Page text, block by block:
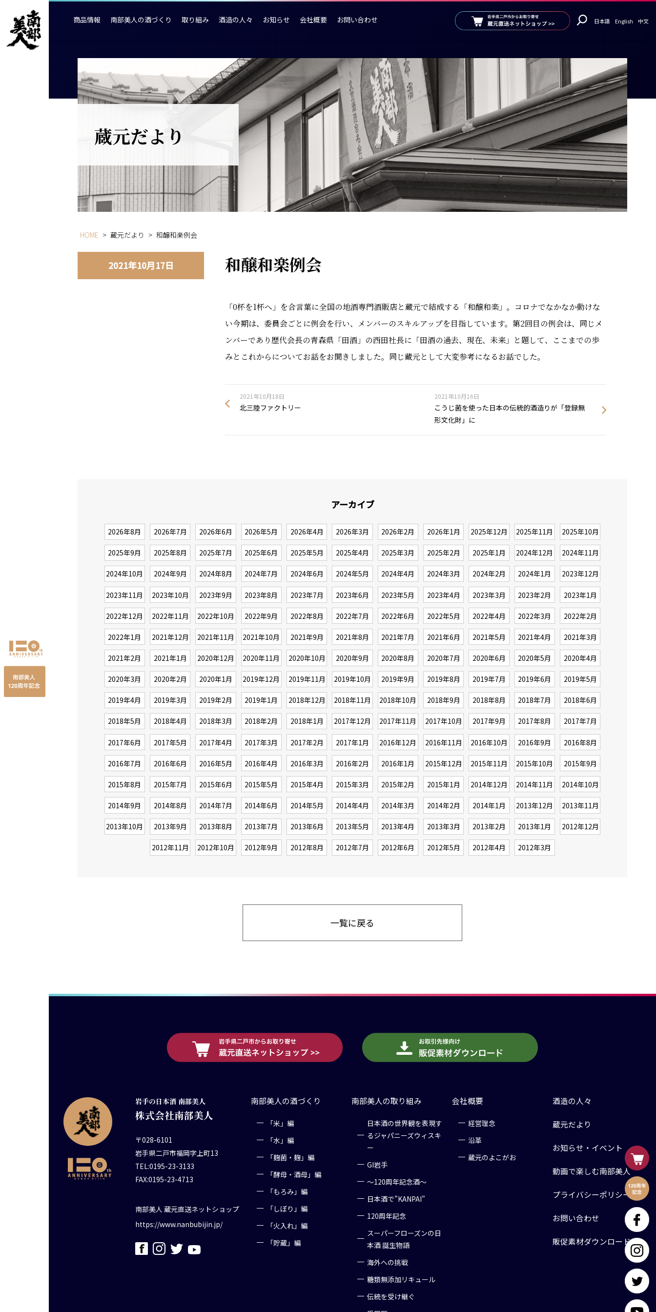
商品情報 南部美人の酒づくり 取り組み 酒造の人々 お知らせ 会社概要 お問い合わせ 日本語 English 中文
蔵元だより
HOME > 蔵元だより > 和醸和楽例会
2021年10月17日 和醸和楽例会
「0杯を1杯へ」を合言葉に全国の地酒専門酒販店と蔵元で結成する「和醸和楽」。コロナでなかなか動けな
い今期は、委員会ごとに例会を行い、メンバーのスキルアップを目指しています。第2回目の例会は、同じメ
ンバーであり歴代会長の青森県「田酒」の西田社長に「田酒の過去、現在、未来」と題して、ここまでの歩
みとこれからについてお話をお聞きしました。同じ蔵元として大変参考になるお話でした。
2021年10月18日
北三陸ファクトリー
2021年10月16日
こうじ菌を使った日本の伝統的酒造りが「登録無
形文化財」に
アーカイブ
2026年8月 2026年7月 2026年6月 2026年5月 2026年4月 2026年3月 2026年2月 2026年1月 2025年12月 2025年11月 2025年10月
2025年9月 2025年8月 2025年7月 2025年6月 2025年5月 2025年4月 2025年3月 2025年2月 2025年1月 2024年12月 2024年11月
2024年10月 2024年9月 2024年8月 2024年7月 2024年6月 2024年5月 2024年4月 2024年3月 2024年2月 2024年1月 2023年12月
2023年11月 2023年10月 2023年9月 2023年8月 2023年7月 2023年6月 2023年5月 2023年4月 2023年3月 2023年2月 2023年1月
2022年12月 2022年11月 2022年10月 2022年9月 2022年8月 2022年7月 2022年6月 2022年5月 2022年4月 2022年3月 2022年2月
2022年1月 2021年12月 2021年11月 2021年10月 2021年9月 2021年8月 2021年7月 2021年6月 2021年5月 2021年4月 2021年3月
2021年2月 2021年1月 2020年12月 2020年11月 2020年10月 2020年9月 2020年8月 2020年7月 2020年6月 2020年5月 2020年4月
2020年3月 2020年2月 2020年1月 2019年12月 2019年11月 2019年10月 2019年9月 2019年8月 2019年7月 2019年6月 2019年5月
2019年4月 2019年3月 2019年2月 2019年1月 2018年12月 2018年11月 2018年10月 2018年9月 2018年8月 2018年7月 2018年6月
2018年5月 2018年4月 2018年3月 2018年2月 2018年1月 2017年12月 2017年11月 2017年10月 2017年9月 2017年8月 2017年7月
2017年6月 2017年5月 2017年4月 2017年3月 2017年2月 2017年1月 2016年12月 2016年11月 2016年10月 2016年9月 2016年8月
2016年7月 2016年6月 2016年5月 2016年4月 2016年3月 2016年2月 2016年1月 2015年12月 2015年11月 2015年10月 2015年9月
2015年8月 2015年7月 2015年6月 2015年5月 2015年4月 2015年3月 2015年2月 2015年1月 2014年12月 2014年11月 2014年10月
2014年9月 2014年8月 2014年7月 2014年6月 2014年5月 2014年4月 2014年3月 2014年2月 2014年1月 2013年12月 2013年11月
2013年10月 2013年9月 2013年8月 2013年7月 2013年6月 2013年5月 2013年4月 2013年3月 2013年2月 2013年1月 2012年12月
2012年11月 2012年10月 2012年9月 2012年8月 2012年7月 2012年6月 2012年5月 2012年4月 2012年3月
一覧に戻る
岩手の日本酒 南部美人
株式会社南部美人
〒028-6101
岩手県二戸市福岡字上町13
TEL:0195-23-3133
FAX:0195-23-4713
南部美人 蔵元直送ネットショップ
https://www.nanbubijin.jp/
南部美人の酒づくり
「米」編
「水」編
「麹菌・麹」編
「酵母・酒母」編
「もろみ」編
「しぼり」編
「火入れ」編
「貯蔵」編
南部美人の取り組み
日本酒の世界観を表現す
るジャパニーズウィスキ
ー
GI岩手
～120周年記念酒～
日本酒で”KANPAI”
120周年記念
スーパーフローズンの日
本酒 誕生物語
海外への挑戦
糖類無添加リキュール
伝統を受け継ぐ
会社概要
経営理念
沿革
蔵元のよこがお
酒造の人々
蔵元だより
お知らせ・イベント
動画で楽しむ南部美人
プライバシーポリシー
お問い合わせ
販促素材ダウンロード